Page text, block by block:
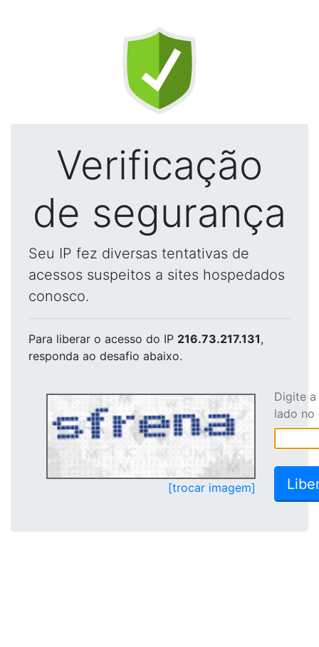
Verificação
de segurança
Seu IP fez diversas tentativas de
acessos suspeitos a sites hospedados
conosco.
Para liberar o acesso do IP 216.73.217.131,
responda ao desafio abaixo.
[trocar imagem]
Digite
lado no